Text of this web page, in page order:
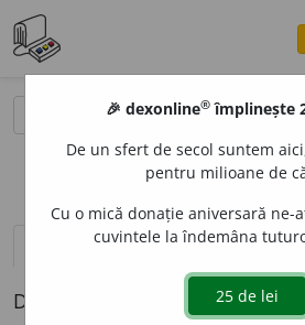
definiții (1) pronunțievolume_up (27)
Definiția cu ID-ul 461303:
🎉 dexonline® împlinește
De un sfert de secol suntem
pentru milioane de
Cu o mică donație aniversară ne-
cuvintele la îndemâna